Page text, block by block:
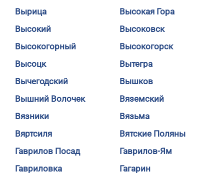
Вырица
Высокая Гора
Высокий
Высоковск
Высокогорный
Высокогорск
Высоцк
Вытегра
Вычегодский
Вышков
Вышний Волочек
Вяземский
Вязники
Вязьма
Вяртсиля
Вятские Поляны
Гаврилов Посад
Гаврилов-Ям
Гавриловка
Гагарин